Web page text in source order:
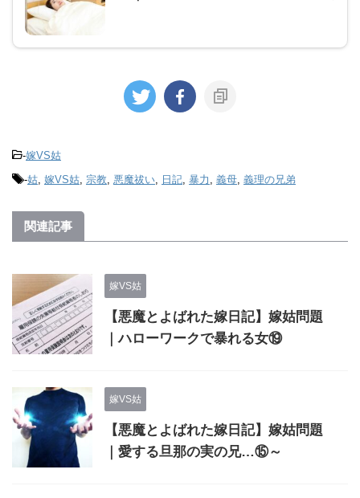
-嫁VS姑
-姑, 嫁VS姑, 宗教, 悪魔祓い, 日記, 暴力 , 義母, 義理の兄弟
関連記事
嫁VS姑
【悪魔とよばれた嫁日記】嫁姑問題
｜ハローワークで暴れる女⑲
嫁VS姑
【悪魔とよばれた嫁日記】嫁姑問題
｜愛する旦那の実の兄…⑮～